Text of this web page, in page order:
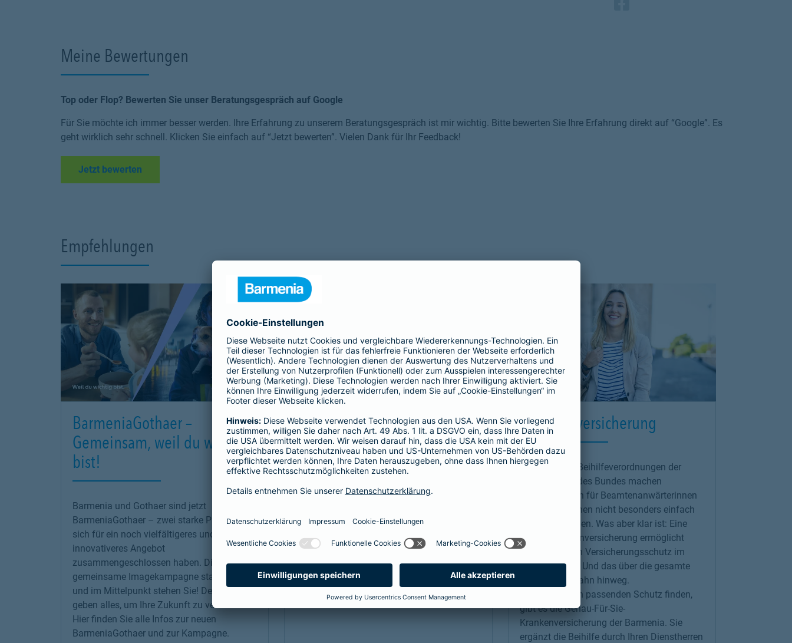
Meine Bewertungen
Top oder Flop? Bewerten Sie unser Beratungsgespräch auf Google
Für Sie möchte ich immer besser werden. Ihre Erfahrung zu unserem Beratungsgespräch ist mir wichtig. Bitte bewerten Sie Ihre Erfahrung direkt auf “Google”. Es
geht wirklich sehr schnell. Klicken Sie einfach auf “Jetzt bewerten”. Vielen Dank für Ihr Feedback!
Jetzt bewerten
Empfehlungen
BarmeniaGothaer –
Gemeinsam, weil du wichtig
bist!
Barmenia und Gothaer sind jetzt
BarmeniaGothaer – zwei starke Partner, die
sich für ein noch vielfältigeres und
innovativeres Angebot
zusammengeschlossen haben. Die erste
gemeinsame Imagekampagne startet jetzt –
und im Mittelpunkt stehen Sie! Denn wir
geben alles, um Ihre Zukunft zu versichern!
Hier finden Sie alle Infos zur neuen
BarmeniaGothaer und zur Kampagne.
Beamtenabsicherung
Als Beamtenanwärter oder Beamter braucht
passt: unsereprivate Krankenversicherung
ergänzt den Schutz der individuellen Beihilfe
und passt sich mit optimalen Leistungen
genau an die Bedürfnisse an.
Mehr erfahrenLink Opens in New Tab
Beamtenversicherung
Verschiedene Beihilfeverordnungen der
Länder sowie des Bundes machen
Versicherungen für Beamtenanwärterinnen
innen nicht besonders einfach
zu durchschauen. Was aber klar ist: Eine
private Krankenversicherung ermöglicht
umfangreichen Versicherungsschutz im
Krankheitsfall. Und das über die gesamte
Beamtenlaufbahn hinweg.
Damit Sie Ihren passenden Schutz finden,
gibt es dieGenau-Für-Sie-
Krankenversicherung der Barmenia. Sie
ergänzt die Beihilfe durch Ihren Dienstherren